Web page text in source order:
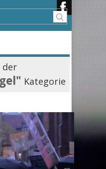
der
Kategorie